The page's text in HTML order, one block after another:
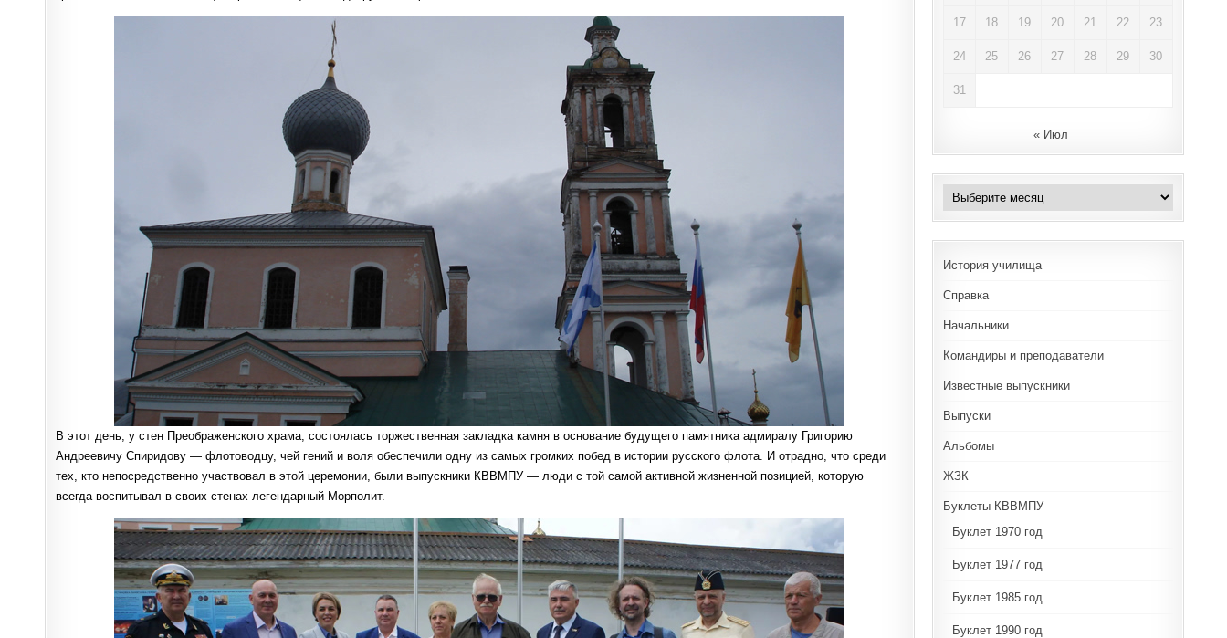
ПАМЯТИ
АДМИРАЛА
СПИРИДОВА
В этот день, у стен Преображенского храма, состоялась торжественная закладка камня в основание будущего памятника адмиралу Григорию
Андреевичу Спиридову — флотоводцу, чей гений и воля обеспечили одну из самых громких побед в истории русского флота. И отрадно, что среди
тех, кто непосредственно участвовал в этой церемонии, были выпускники КВВМПУ — люди с той самой активной жизненной позицией, которую
всегда воспитывал в своих стенах легендарный Морполит.
17 18 19 20 21 22 23
24 25 26 27 28 29 30
31
« Июл
Архивы
История училища
Справка
Начальники
Командиры и преподаватели
Известные выпускники
Выпуски
Альбомы
ЖЗК
Буклеты КВВМПУ
Буклет 1970 год
Буклет 1977 год
Буклет 1985 год
Буклет 1990 год